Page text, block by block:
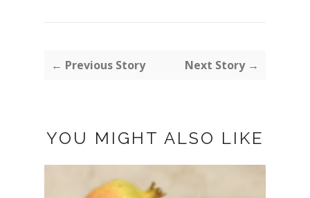
← Previous Story Next Story →
YOU MIGHT ALSO LIKE